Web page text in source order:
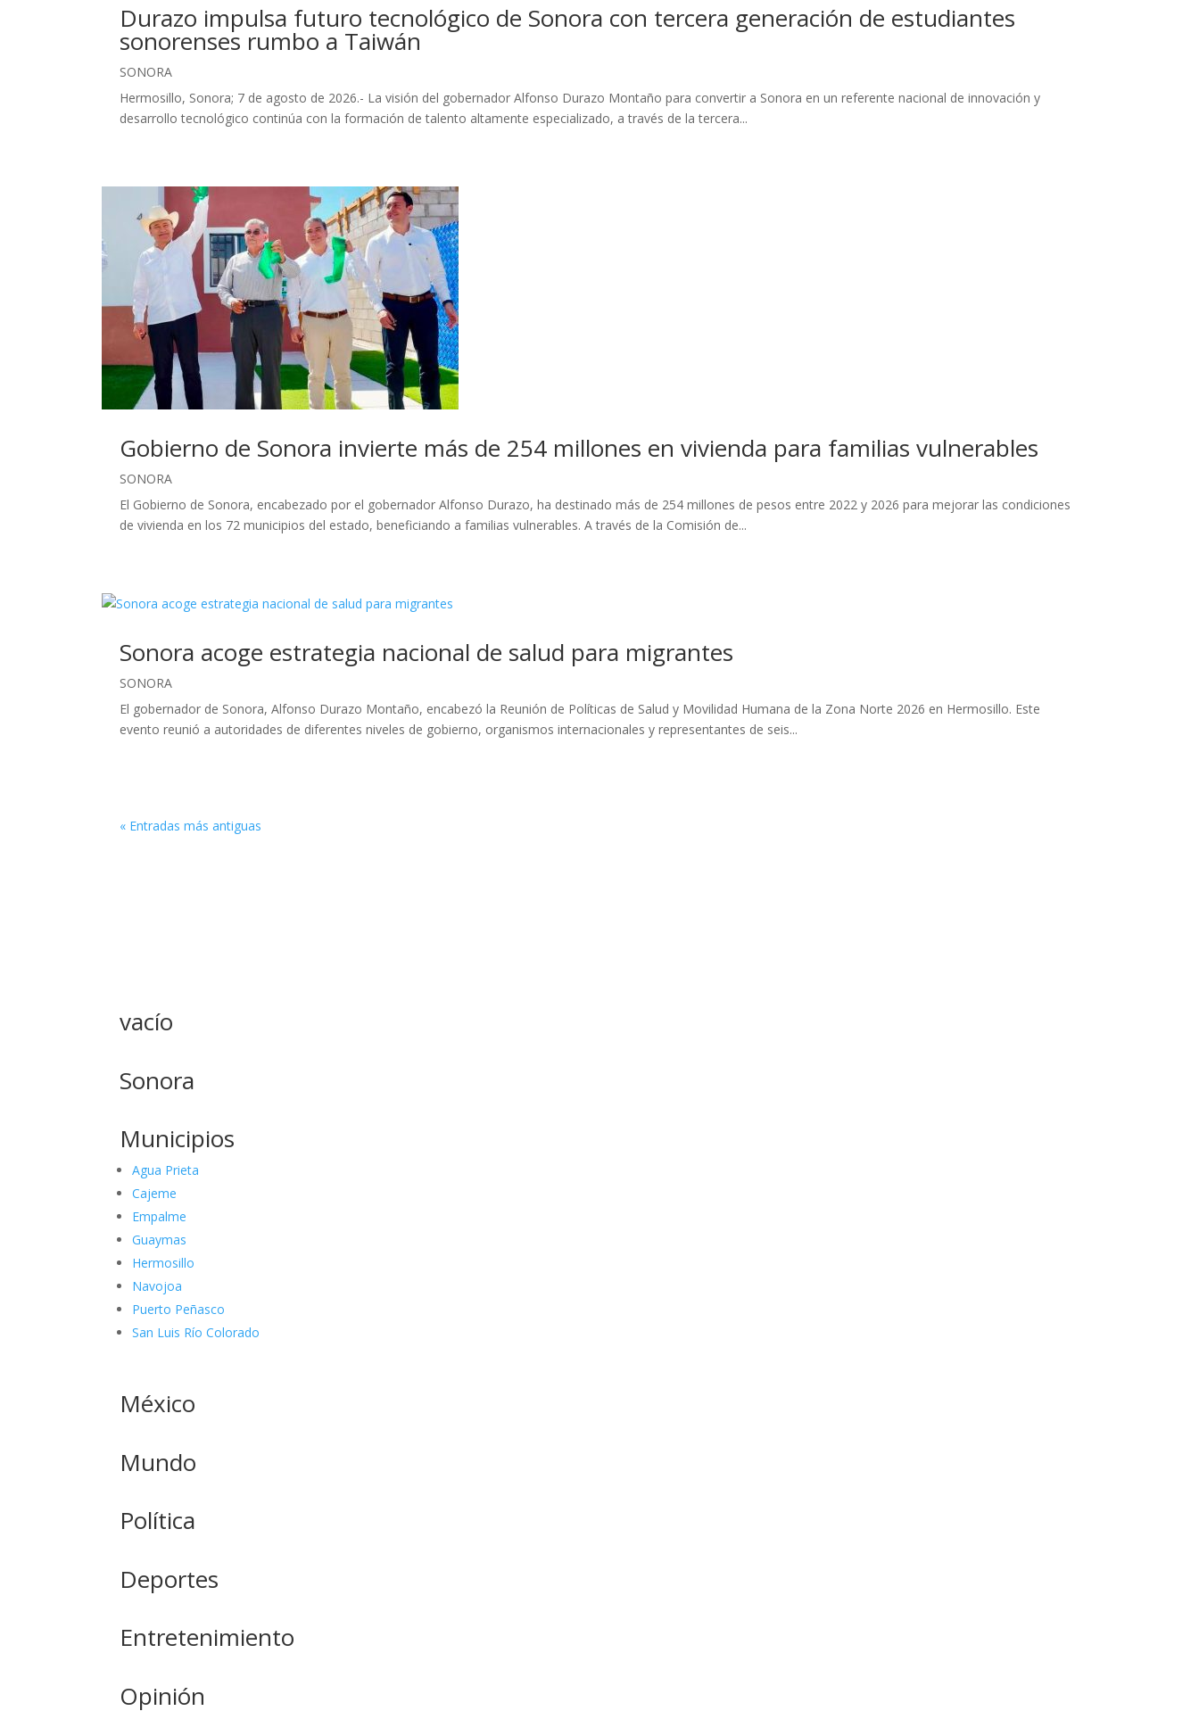
Durazo impulsa futuro tecnológico de Sonora con tercera generación de estudiantes
sonorenses rumbo a Taiwán
SONORA
Hermosillo, Sonora; 7 de agosto de 2026.- La visión del gobernador Alfonso Durazo Montaño para convertir a Sonora en un referente nacional de innovación y
desarrollo tecnológico continúa con la formación de talento altamente especializado, a través de la tercera...
Gobierno de Sonora invierte más de 254 millones en vivienda para familias vulnerables
SONORA
El Gobierno de Sonora, encabezado por el gobernador Alfonso Durazo, ha destinado más de 254 millones de pesos entre 2022 y 2026 para mejorar las condiciones
de vivienda en los 72 municipios del estado, beneficiando a familias vulnerables. A través de la Comisión de...
Sonora acoge estrategia nacional de salud para migrantes
SONORA
El gobernador de Sonora, Alfonso Durazo Montaño, encabezó la Reunión de Políticas de Salud y Movilidad Humana de la Zona Norte 2026 en Hermosillo. Este
evento reunió a autoridades de diferentes niveles de gobierno, organismos internacionales y representantes de seis...
« Entradas más antiguas
vacío
Sonora
Municipios
Agua Prieta
Cajeme
Empalme
Guaymas
Hermosillo
Navojoa
Puerto Peñasco
San Luis Río Colorado
México
Mundo
Política
Deportes
Entretenimiento
Opinión